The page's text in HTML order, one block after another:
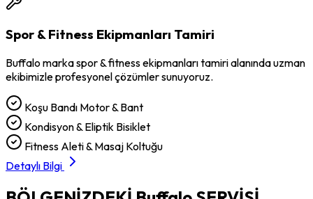
Spor & Fitness Ekipmanları Tamiri
Buffalo markaspor & fitness ekipmanları tamirialanında uzman
ekibimizle profesyonel çözümler sunuyoruz.
Koşu Bandı Motor & Bant
Kondisyon & Eliptik Bisiklet
Fitness Aleti & Masaj Koltuğu
Detaylı Bilgi